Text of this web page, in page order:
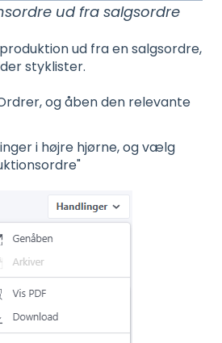
ud fra salgsordre
ud fra en salgsordre,
styklister.
og åben den relevante
i højre hjørne, og vælg